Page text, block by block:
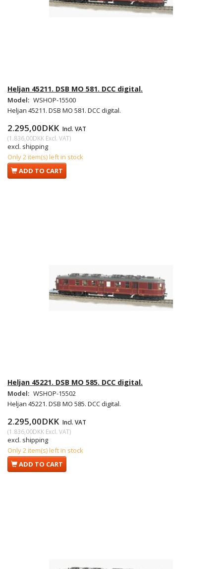
Heljan 45211. DSB MO 581. DCC digital.
Model: WSHOP-15500
Heljan 45211. DSB MO 581. DCC digital.
2.295,00DKK Incl. VAT
(1.836,00DKK Excl. VAT)
excl. shipping
Only 2 item(s) left in stock
ADD TO CART
Heljan 45221. DSB MO 585. DCC digital.
Model: WSHOP-15502
Heljan 45221. DSB MO 585. DCC digital.
2.295,00DKK Incl. VAT
(1.836,00DKK Excl. VAT)
excl. shipping
Only 2 item(s) left in stock
ADD TO CART